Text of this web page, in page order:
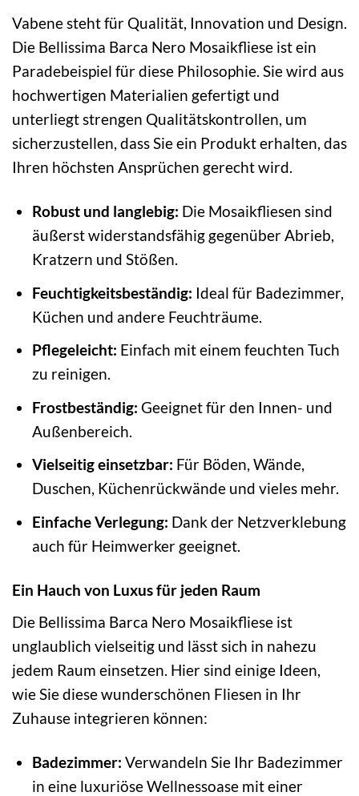
Vabene steht für Qualität, Innovation und Design.
Die Bellissima Barca Nero Mosaikfliese ist ein
Paradebeispiel für diese Philosophie. Sie wird aus
hochwertigen Materialien gefertigt und
unterliegt strengen Qualitätskontrollen, um
sicherzustellen, dass Sie ein Produkt erhalten, das
Ihren höchsten Ansprüchen gerecht wird.
Robust und langlebig: Die Mosaikfliesen sind
äußerst widerstandsfähig gegenüber Abrieb,
Kratzern und Stößen.
Feuchtigkeitsbeständig: Ideal für Badezimmer,
Küchen und andere Feuchträume.
Pflegeleicht: Einfach mit einem feuchten Tuch
zu reinigen.
Frostbeständig: Geeignet für den Innen- und
Außenbereich.
Vielseitig einsetzbar: Für Böden, Wände,
Duschen, Küchenrückwände und vieles mehr.
Einfache Verlegung: Dank der Netzverklebung
auch für Heimwerker geeignet.
Ein Hauch von Luxus für jeden Raum
Die Bellissima Barca Nero Mosaikfliese ist
unglaublich vielseitig und lässt sich in nahezu
jedem Raum einsetzen. Hier sind einige Ideen,
wie Sie diese wunderschönen Fliesen in Ihr
Zuhause integrieren können:
Badezimmer: Verwandeln Sie Ihr Badezimmer
in eine luxuriöse Wellnessoase mit einer